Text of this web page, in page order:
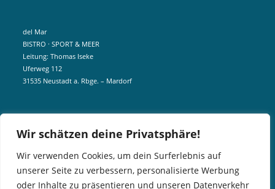
Wir schätzen deine Privatsphäre!
Wir verwenden Cookies, um dein Surferlebnis auf
unserer Seite zu verbessern, personalisierte Werbung
oder Inhalte zu präsentieren und unseren Datenverkehr
del Mar
BISTRO · SPORT & MEER
Leitung: Thomas Iseke
Uferweg 112
31535 Neustadt a. Rbge. – Mardorf
info@delmar-mardorf.de